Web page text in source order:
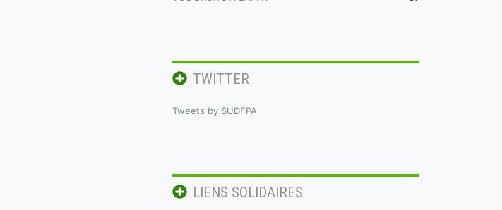
TWITTER
Tweets by SUDFPA
LIENS SOLIDAIRES